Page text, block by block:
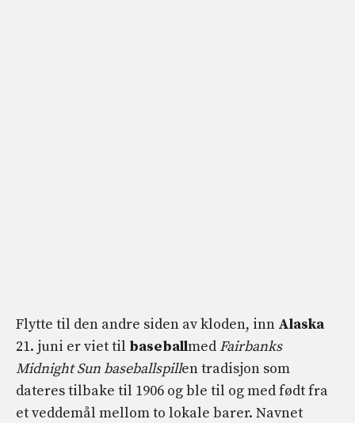
Flytte til den andre siden av kloden, inn Alaska
21. juni er viet til baseballmed Fairbanks
Midnight Sun baseballspillen tradisjon som
dateres tilbake til 1906 og ble til og med født fra
et veddemål mellom to lokale barer. Navnet